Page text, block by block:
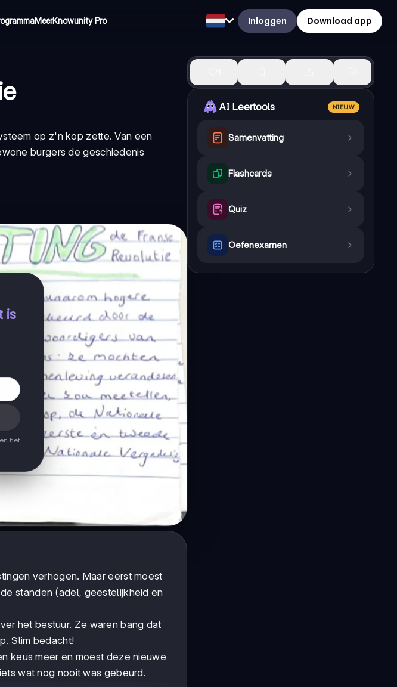
MeerKnowunity Pro Inloggen Download app
op z'n kop zette. Van een
burgers de geschiedenis
is
en het
verhogen. Maar eerst moest
standen (adel, geestelijkheid en
het bestuur. Ze waren bang dat
Slim bedacht!
keus meer en moest deze nieuwe
wat nog nooit was gebeurd.
AI Leertools NIEUW
Samenvatting
Flashcards
Quiz
Oefenexamen